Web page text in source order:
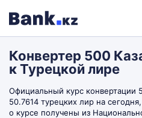
Конвертер 500
к Турецкой лире
Официальный курс конвертации
50.7614 турецких лир на
о курсе получены из